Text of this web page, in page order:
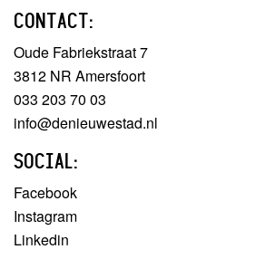
CONTACT:
Oude Fabriekstraat 7
3812 NR Amersfoort
033 203 70 03
info@denieuwestad.nl
SOCIAL:
Facebook
Instagram
Linkedin